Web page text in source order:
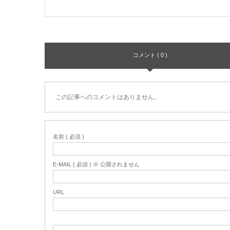
コメント ( 0 )
この記事へのコメントはありません。
名前 ( 必須 )
E-MAIL ( 必須 ) ※ 公開されません
URL